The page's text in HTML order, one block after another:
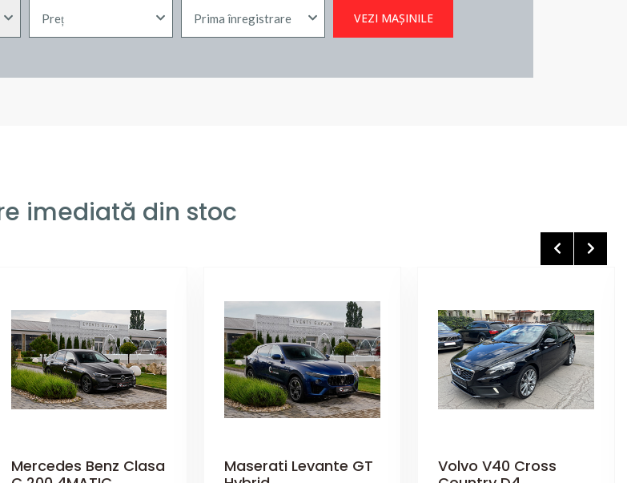
Preț Prima înregistrare VEZI MAȘINILE
imediată din stoc
Mercedes Benz Clasa
Maserati Levante GT
Volvo V40 Cross